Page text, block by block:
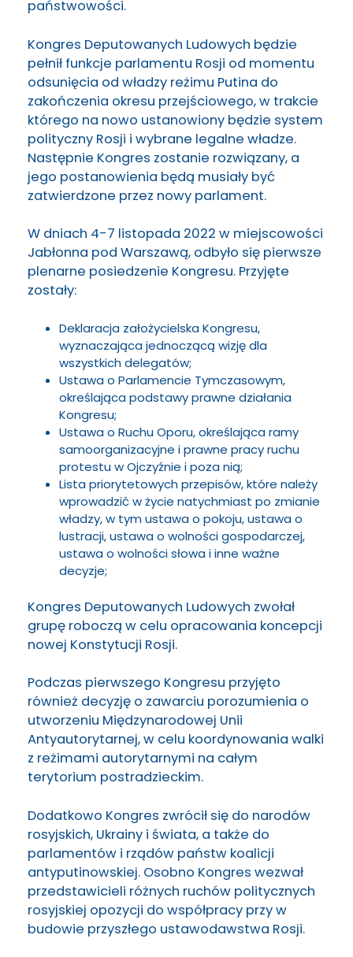
państwowości.
Kongres Deputowanych Ludowych będzie
pełnił funkcje parlamentu Rosji od momentu
odsunięcia od władzy reżimu Putina do
zakończenia okresu przejściowego, w trakcie
którego na nowo ustanowiony będzie system
polityczny Rosji i wybrane legalne władze.
Następnie Kongres zostanie rozwiązany, a
jego postanowienia będą musiały być
zatwierdzone przez nowy parlament.
W dniach 4-7 listopada 2022 w miejscowości
Jabłonna pod Warszawą, odbyło się pierwsze
plenarne posiedzenie Kongresu. Przyjęte
zostały:
Deklaracja założycielska Kongresu,
wyznaczająca jednoczącą wizję dla
wszystkich delegatów;
Ustawa o Parlamencie Tymczasowym,
określająca podstawy prawne działania
Kongresu;
Ustawa o Ruchu Oporu, określająca ramy
samoorganizacyjne i prawne pracy ruchu
protestu w Ojczyźnie i poza nią;
Lista priorytetowych przepisów, które należy
wprowadzić w życie natychmiast po zmianie
władzy, w tym ustawa o pokoju, ustawa o
lustracji, ustawa o wolności gospodarczej,
ustawa o wolności słowa i inne ważne
decyzje;
Kongres Deputowanych Ludowych zwołał
grupę roboczą w celu opracowania koncepcji
nowej Konstytucji Rosji.
Podczas pierwszego Kongresu przyjęto
również decyzję o zawarciu porozumienia o
utworzeniu Międzynarodowej Unii
Antyautorytarnej, w celu koordynowania walki
z reżimami autorytarnymi na całym
terytorium postradzieckim.
Dodatkowo Kongres zwrócił się do narodów
rosyjskich, Ukrainy i świata, a także do
parlamentów i rządów państw koalicji
antyputinowskiej. Osobno Kongres wezwał
przedstawicieli różnych ruchów politycznych
rosyjskiej opozycji do współpracy przy w
budowie przyszłego ustawodawstwa Rosji.